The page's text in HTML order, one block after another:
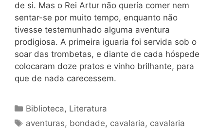
de si. Mas o Rei Artur não quería comer nem
sentar-se por muito tempo, enquanto não
tivesse testemunhado alguma aventura
prodigiosa. A primeira iguaria foi servida sob o
soar das trombetas, e diante de cada hóspede
colocaram doze pratos e vinho brilhante, para
que de nada carecessem.
Categorias
Biblioteca, Literatura
Tags
aventuras, bondade, cavalaria, cavalaria